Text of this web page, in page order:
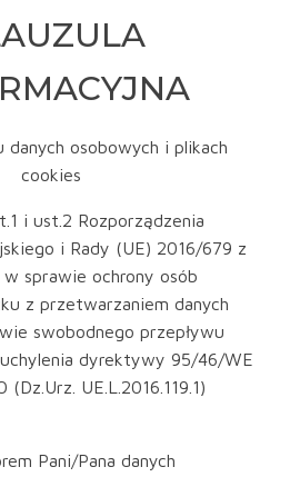
osobowych i plikach
cookies
i ust.2 Rozporządzenia
i Rady (UE) 2016/679 z
sprawie ochrony osób
z przetwarzaniem danych
swobodnego przepływu
dyrektywy 95/46/WE
(Dz.Urz. UE.L.2016.119.1)
Pani/Pana danych